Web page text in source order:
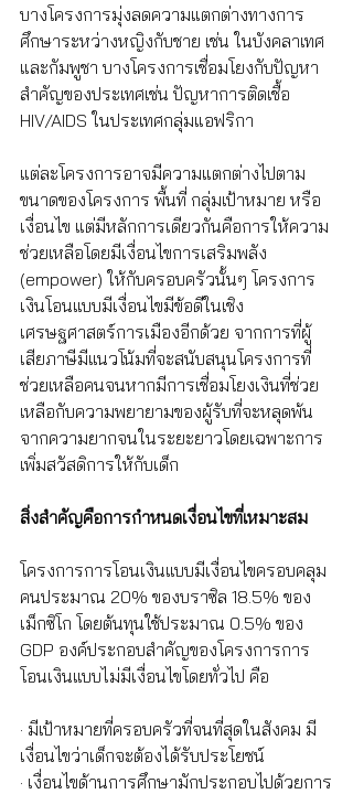
บางโครงการมุ่งลดความแตกต่างทางการ
ศึกษาระหว่างหญิงกับชาย เช่น ในบังคลาเทศ
และกัมพูชา บางโครงการเชื่อมโยงกับปัญหา
สำคัญของประเทศเช่น ปัญหาการติดเชื้อ
HIV/AIDS ในประเทศกลุ่มแอฟริกา
แต่ละโครงการอาจมีความแตกต่างไปตาม
ขนาดของโครงการ พื้นที่ กลุ่มเป้าหมาย หรือ
เงื่อนไข แต่มีหลักการเดียวกันคือการให้ความ
ช่วยเหลือโดยมีเงื่อนไขการเสริมพลัง
(empower) ให้กับครอบครัวนั้นๆ โครงการ
เงินโอนแบบมีเงื่อนไขมีข้อดีในเชิง
เศรษฐศาสตร์การเมืองอีกด้วย จากการที่ผู้
เสียภาษีมีแนวโน้มที่จะสนับสนุนโครงการที่
ช่วยเหลือคนจนหากมีการเชื่อมโยงเงินที่ช่วย
เหลือกับความพยายามของผู้รับที่จะหลุดพ้น
จากความยากจนในระยะยาวโดยเฉพาะการ
เพิ่มสวัสดิการให้กับเด็ก
สิ่งสำคัญคือการกำหนดเงื่อนไขที่เหมาะสม
โครงการการโอนเงินแบบมีเงื่อนไขครอบคลุม
คนประมาณ 20% ของบราซิล 18.5% ของ
เม็กซิโก โดยต้นทุนใช้ประมาณ 0.5% ของ
GDP องค์ประกอบสำคัญของโครงการการ
โอนเงินแบบไม่มีเงื่อนไขโดยทั่วไป คือ
· มีเป้าหมายที่ครอบครัวที่จนที่สุดในสังคม มี
เงื่อนไขว่าเด็กจะต้องได้รับประโยชน์
· เงื่อนไขด้านการศึกษามักประกอบไปด้วยการ